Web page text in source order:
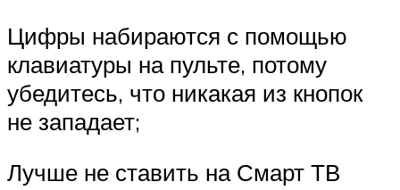
Цифры набираются с помощью
клавиатуры на пульте, потому
убедитесь, что никакая из кнопок
не западает;
Лучше не ставить на Смарт ТВ